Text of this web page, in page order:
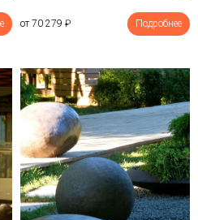
от 70 279 ₽ Подробнее